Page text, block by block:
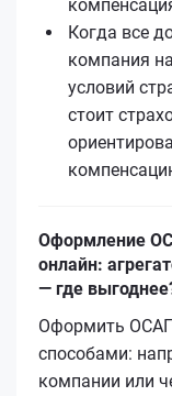
Когда все
компания
условий
стоит
Оформление
онлайн:
— где
Оформить
способами:
компании или